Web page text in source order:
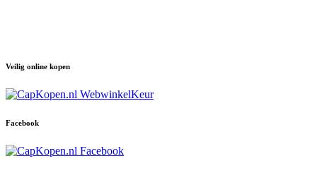
Veilig online kopen
Facebook